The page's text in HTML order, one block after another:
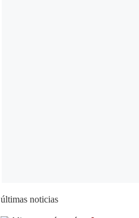
últimas noticias